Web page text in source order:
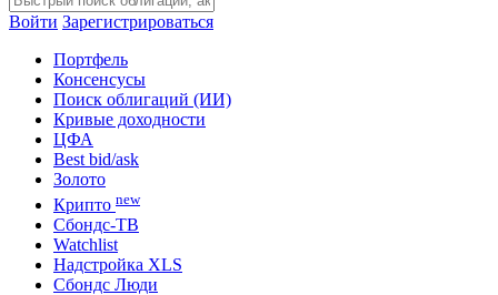
Войти Зарегистрироваться
Портфель
Консенсусы
Поиск облигаций (ИИ)
Кривые доходности
ЦФА
Best bid/ask
Золото
Крипто new
Сбондс-ТВ
Watchlist
Надстройка XLS
Сбондс Люди